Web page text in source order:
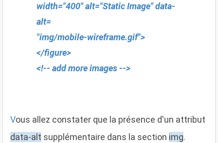
width="400" alt="Static Image" data-
alt=
"img/mobile-wireframe.gif">
</figure>
<!-- add more images -->
Vous allez constater que la présence d'un attribut
data-alt supplémentaire dans la section img.